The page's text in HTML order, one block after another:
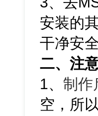
安装的
干净安全
二、注
1、制作
空，所